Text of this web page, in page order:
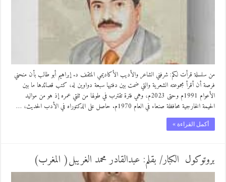
من سلسلة قرأت لكم: شرفني الشاعر والأديب الأكاديمي المثقف د. إبراهيم أبو طالب بأن منحني
فرصة أن أقرأ مجموعته الشعرية والتي ضمت بين دفتيها سبعة دواوين له، كتب قصائدها ما بين
الأعوام 1991م وحتى 2023م، وهي فترة تقترب في طولها من ثلتي عمره إذ هو من مواليد
الحيمة الخارجية محافظة صنعاء في العام 1970م. حاصل على الدكتوراه في الأدب الحديث، …
أكمل القراءة »
بروتوكول الكبار/ بقلم: عبدالقادر محمد الغريبل( المغرب)